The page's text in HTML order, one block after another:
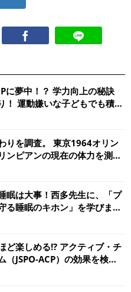
に夢中！？ 学力向上の秘訣
！ 運動嫌いな子どもでも積極
別プログラム ～アクティ
りを調査。 東京1964オリン
ンピアンの現在の体力を測
眠は大事！西多先生に、「プ
る睡眠のキホン」を学びまし
ど楽しめる!? アクティブ・チ
（JSPO-ACP）の効果を検